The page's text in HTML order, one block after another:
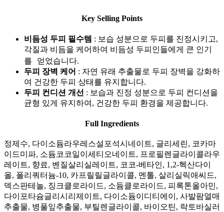
Key Selling Points
비듬성 두피 필수템 : 보습 성분으로 두피를 진정시키고,
각질과 비듬을 케어하여 비듬성 두피인들에게 큰 인기
를 얻었습니다.
두피 장벽 케어 : 자연 유래 추출물로 두피 장벽을 강화하
여 건강한 두피 상태를 유지합니다.
두피 컨디션 개선 : 보습과 진정 성분으로 두피 컨디션을
균형 있게 유지하여, 건강한 두피 환경을 제공합니다.
Full Ingredients
정제수, 다이소듐라우레스설포석시네이트, 글리세린, 코카마
이드미파, 소듐코코일이세티오네이트, 프로필렌글라이콜라우
레이트, 향료, 벤질살리실레이트, 코코-베타인, 1,2-헥산다이
올, 폴리쿼터늄-10, 카프릴릴글라이콜, 멘톨, 살리실릭애씨드,
덱스판테놀, 징크클로라이드, 소듐클로라이드, 피록톤올아민,
다이포타슘글리시리제이트, 다이소듐이디티에이, 사발팜열매
추출물, 병풀잎추출물, 부틸렌글라이콜, 바이오틴, 락토바실러